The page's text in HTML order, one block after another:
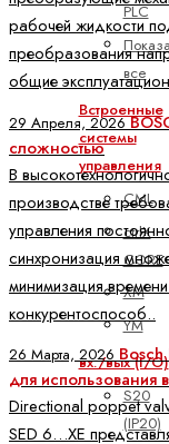
PLC
все
Встроенные
системы
управления
CML
ctrlX
CORE
XM
YM
вх./вых (I/O)
S20
(IP20)
рабочей жидкости
преобразования
общие
29 Апреля, 2026
сложностью
В
производстве
управления
синхронизация
минимизация
конкурентоспособ..
26 Марта, 2026
для использования
Directional poppet
SED 6…XE